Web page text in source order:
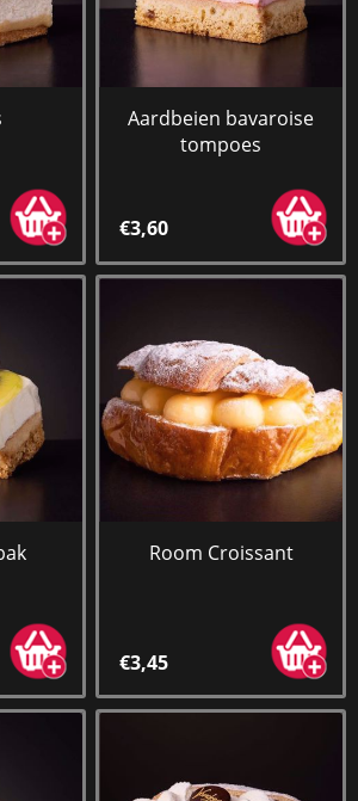
Aardbeien bavaroise
tompoes
€3,60
Room Croissant
€3,45